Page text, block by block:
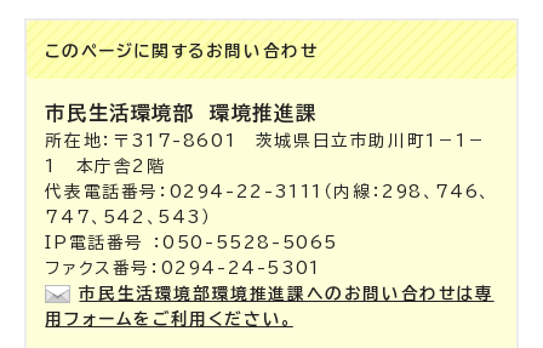
このページに関する お問い合わせ
市民生活環境部環境推進課
所在地：〒317-8601 茨城県日立市助川町1－1－
1 本庁舎2階
代表電話番号：0294-22-3111（内線：298、746、
747、542、543）
IP電話番号 ：050-5528-5065
ファクス番号：0294-24-5301
市民生活環境部環境推進課へのお問い合わせは専
用フォームをご利用ください。